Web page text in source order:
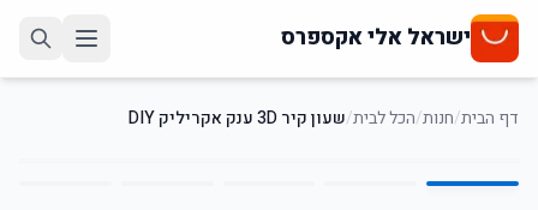
ישראל אלי אקספרס
דף הבית/חנות/הכל לבית/שעון קיר 3D ענק אקריליק DIY 1
/
5